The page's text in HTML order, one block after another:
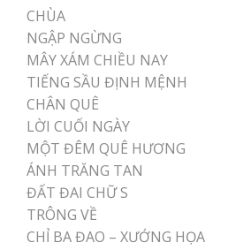
CHÙA
NGẬP NGỪNG
MÂY XÁM CHIỀU NAY
TIẾNG SẦU ĐỊNH MỆNH
CHÂN QUÊ
LỜI CUỐI NGÀY
MỘT ĐÊM QUÊ HƯƠNG
ÁNH TRĂNG TAN
ĐẤT ĐAI CHỮ S
TRÔNG VỀ
CHỈ BA ĐAO – XƯỚNG HỌA